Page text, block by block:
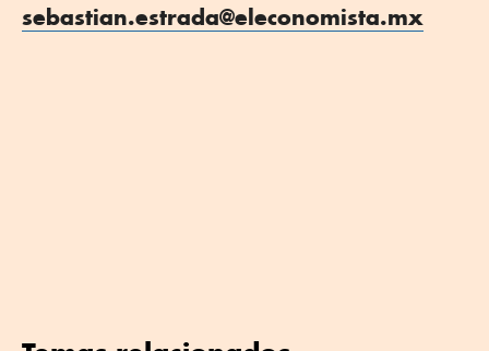
sebastian.estrada@eleconomista.mx